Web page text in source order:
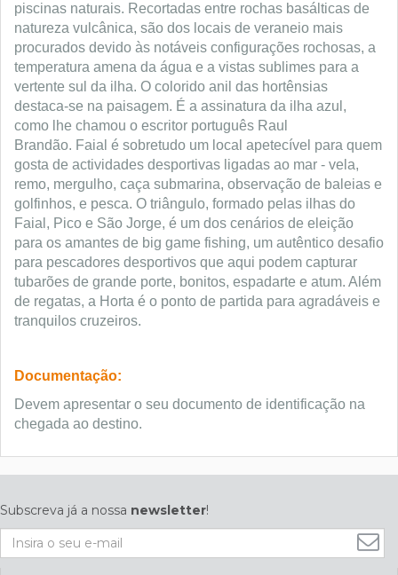
piscinas naturais. Recortadas entre rochas basálticas de
natureza vulcânica, são dos locais de veraneio mais
procurados devido às notáveis configurações rochosas, a
temperatura amena da água e a vistas sublimes para a
vertente sul da ilha. O colorido anil das hortênsias
destaca-se na paisagem. É a assinatura da ilha azul,
como lhe chamou o escritor português Raul
Brandão. Faial é sobretudo um local apetecível para quem
gosta de actividades desportivas ligadas ao mar - vela,
remo, mergulho, caça submarina, observação de baleias e
golfinhos, e pesca. O triângulo, formado pelas ilhas do
Faial, Pico e São Jorge, é um dos cenários de eleição
para os amantes de big game fishing, um autêntico desafio
para pescadores desportivos que aqui podem capturar
tubarões de grande porte, bonitos, espadarte e atum. Além
de regatas, a Horta é o ponto de partida para agradáveis e
tranquilos cruzeiros.
Documentação:
Devem apresentar o seu documento de identificação na
chegada ao destino.
Subscreva já a nossa newsletter!